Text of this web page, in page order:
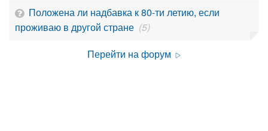
Положена ли надбавка к 80-ти летию, если
проживаю в другой стране (5)
Перейти на форум